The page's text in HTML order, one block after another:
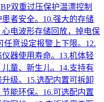
双重过压保护温漂控制
者安全。10.强大的存储
电波形存储回放，掉电保
任意设定报警上下限。12.
器使用寿命。13.机体轻
童、新生儿。14.支持有
级。15.选配内置可拆卸
能环保。16.可选配内置